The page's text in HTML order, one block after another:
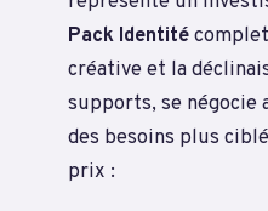
Pack Identité
créative et la
supports, se négocie
des besoins plus
prix :